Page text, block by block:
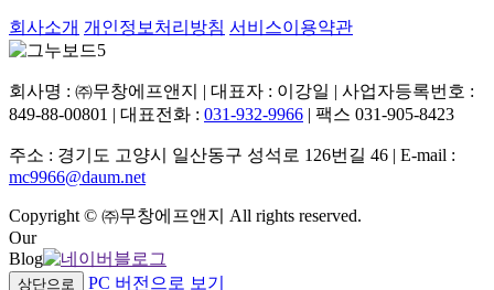
회사소개 개인정보처리방침 서비스이용약관
회사명 : ㈜무창에프앤지 | 대표자 : 이강일 | 사업자등록번호 :
849-88-00801 | 대표전화 : 031-932-9966 | 팩스 031-905-8423
주소 : 경기도 고양시 일산동구 성석로 126번길 46 | E-mail :
mc9966@daum.net
Copyright © ㈜무창에프앤지 All rights reserved.
Our
Blog
상단으로 PC 버전으로 보기